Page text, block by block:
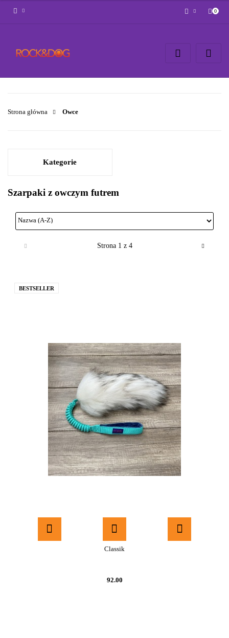
0
Strona główna Owce
Kategorie
Szarpaki z owczym futrem
BESTSELLER
Classik
92.00